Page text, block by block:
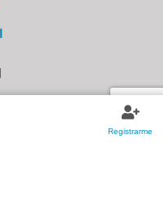
Registrarme